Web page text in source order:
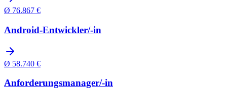
Ø 76.867 €
Android-Entwickler/-in
Ø 58.740 €
Anforderungsmanager/-in